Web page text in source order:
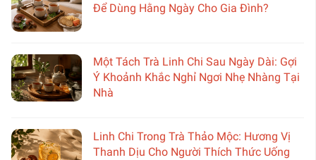
Để Dùng Hằng Ngày Cho Gia Đình?
Một Tách Trà Linh Chi Sau Ngày Dài: Gợi
Ý Khoảnh Khắc Nghỉ Ngơi Nhẹ Nhàng Tại
Nhà
Linh Chi Trong Trà Thảo Mộc: Hương Vị
Thanh Dịu Cho Người Thích Thức Uống